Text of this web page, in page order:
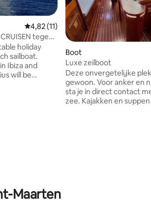
29 recensies
Gemiddelde beoordeling van 4,82 op
4,82 (11)
tegen
holiday
sailboat.
Ibiza and
will be
Boot
Luxe zeilboot
Deze onvergetelijke
gewoon. Voor anker en
sta je in direct contact
zee. Kajakken en
Maarten